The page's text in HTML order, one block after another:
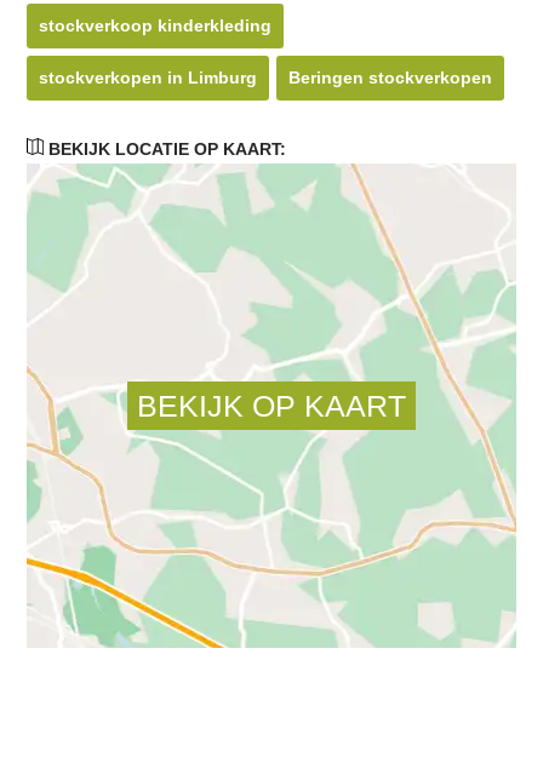
stockverkoop kinderkleding
stockverkopen in Limburg Beringen stockverkopen
BEKIJK LOCATIE OP KAART: